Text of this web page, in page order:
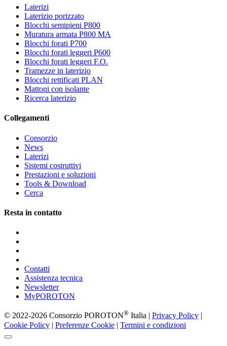
Laterizi
Laterizio porizzato
Blocchi semipieni P800
Muratura armata P800 MA
Blocchi forati P700
Blocchi forati leggeri P600
Blocchi forati leggeri F.O.
Tramezze in laterizio
Blocchi rettificati PLAN
Mattoni con isolante
Ricerca laterizio
Collegamenti
Consorzio
News
Laterizi
Sistemi costruttivi
Prestazioni e soluzioni
Tools & Download
Cerca
Resta in contatto
Contatti
Assistenza tecnica
Newsletter
MyPOROTON
© 2022-2026 Consorzio POROTON® Italia | Privacy Policy
Cookie Policy | Preferenze Cookie | Termini e condizioni